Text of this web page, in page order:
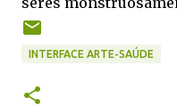
INTERFACE ARTE-SAÚDE